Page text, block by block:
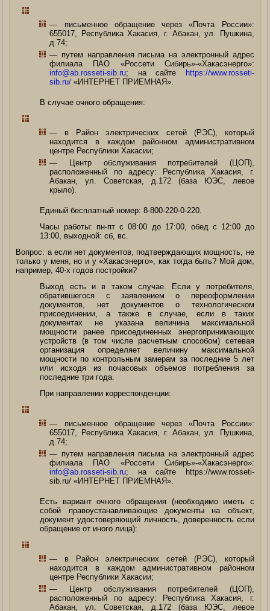
— письменное обращение через «Почта России»:
655017, Республика Хакасия, г. Абакан, ул. Пушкина,
д.74;
— путем направления письма на электронный адрес
филиала ПАО «Россети Сибирь»-«Хакасэнерго»:
info@ab.rosseti-sib.ru; на сайте https://www.rosseti-
sib.ru/ «ИНТЕРНЕТ ПРИЕМНАЯ».
В случае очного обращения:
— в Район электрических сетей (РЭС), который
находится в каждом районном административном
центре Республики Хакасии;
— Центр обслуживания потребителей (ЦОП),
расположенный по адресу: Республика Хакасия, г.
Абакан, ул. Советская, д.172 (база ЮЭС, левое
крыло).
Единый бесплатный номер: 8-800-220-0-220.
Часы работы: пн-пт с 08:00 до 17:00, обед c 12:00 до
13:00, выходной: сб, вс.
Вопрос: а если нет документов, подтверждающих мощность, не
только у меня, но и у «Хакасэнерго», как тогда быть? Мой дом,
например, 40-х годов постройки?
Выход есть и в таком случае. Если у потребителя,
обратившегося с заявлением о переоформлении
документов, нет документов о технологическом
присоединении, а также в случае, если в таких
документах не указана величина максимальной
мощности ранее присоединенных энергопринимающих
устройств (в том числе расчетным способом) сетевая
организация определяет величину максимальной
мощности по контрольным замерам за последние 5 лет
или исходя из почасовых объемов потребления за
последние три года.
При направлении корреспонденции:
— письменное обращение через «Почта России»:
655017, Республика Хакасия, г. Абакан, ул. Пушкина,
д.74;
— путем направления письма на электронный адрес
филиала ПАО «Россети Сибирь»-«Хакасэнерго»:
info@ab.rosseti-sib.ru; на сайте https://www.rosseti-
sib.ru/ «ИНТЕРНЕТ ПРИЕМНАЯ».
Есть вариант очного обращения (необходимо иметь с
собой правоустанавливающие документы на объект,
документ удостоверяющий личность, доверенность если
обращение от иного лица):
— в Район электрических сетей (РЭС), который
находится в каждом административном районном
центре Республики Хакасии;
— Центр обслуживания потребителей (ЦОП),
расположенный по адресу: Республика Хакасия, г.
Абакан, ул. Советская, д.172 (база ЮЭС, левое